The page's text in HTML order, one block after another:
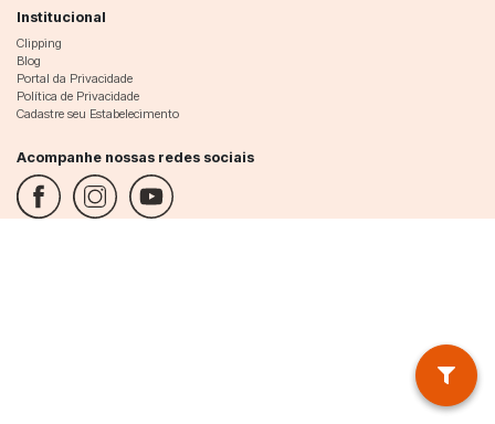
Institucional
Clipping
Blog
Portal da Privacidade
Política de Privacidade
Cadastre seu Estabelecimento
Acompanhe nossas redes sociais